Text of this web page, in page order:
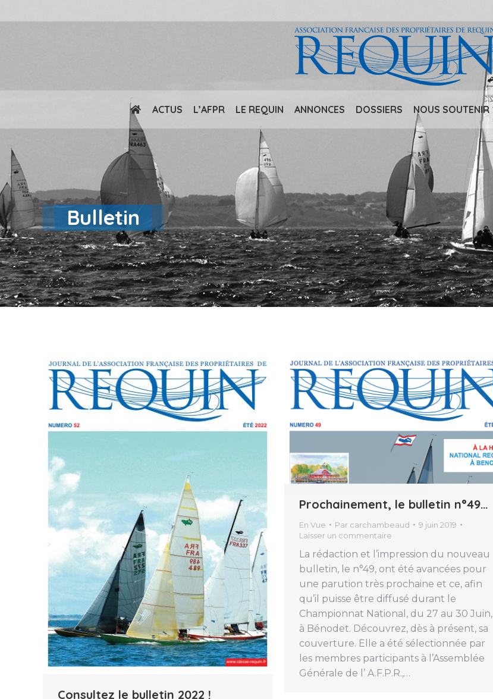
ACTUS L’AFPR LE REQUIN ANNONCES DOSSIERS NOUS SOUTENIR
Bulletin
Consultez le bulletin 2022 !
Prochainement, le bulletin n°49…
En Vue Par carchambeaud
9 juin 2019
Laisser un commentaire
La rédaction et l’impression du nouveau
bulletin, le n°49, ont été avancées pour
une parution très prochaine et ce, afin
qu’il puisse être diffusé durant le
Championnat National, du 27 au 30 Juin,
à Bénodet. Découvrez, dès à présent, sa
couverture. Elle a été sélectionnée par
les membres participants à l’Assemblée
Générale de l’ A.F.P.R.,…